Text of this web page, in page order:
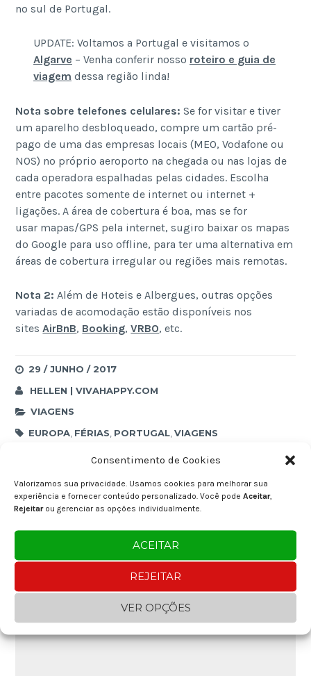
Consentimento de Cookies
Valorizamos sua privacidade. Usamos cookies para melhorar sua
experiência e fornecer conteúdo personalizado. Você pode Aceitar,
Rejeitarou gerenciar as opções individualmente.
ACEITAR
REJEITAR
VER OPÇÕES
no sul de Portugal.
UPDATE: Voltamos a Portugal e visitamos o
Algarve – Venha conferir nosso roteiro e guia de
viagem dessa região linda!
Nota sobre telefones celulares: Se for visitar e tiver
um aparelho desbloqueado, compre um cartão pré-
pago de uma das empresas locais (MEO, Vodafone ou
NOS) no próprio aeroporto na chegada ou nas lojas de
cada operadora espalhadas pelas cidades. Escolha
entre pacotes somente de internet ou internet +
ligações. A área de cobertura é boa, mas se for
usar mapas/GPS pela internet, sugiro baixar os mapas
do Google para uso offline, para ter uma alternativa em
áreas de cobertura irregular ou regiões mais remotas.
Nota 2: Além de Hoteis e Albergues, outras opções
variadas de acomodação estão disponíveis nos
sitesAirBnB, Booking,VRBO, etc.
29 / JUNHO / 2017
HELLEN | VIVAHAPPY.COM
VIAGENS
EUROPA FÉRIAS PORTUGAL ,VIAGENS
Deixe um comentário
O seu endereço de e-mail não será publicado.
obrigatórios são marcados com*
Comentário*